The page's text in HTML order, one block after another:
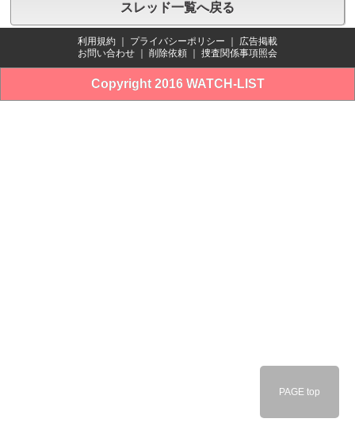
スレッド一覧へ戻る
利用規約 プライバシーポリシー
広告掲載
お問い合わせ
削除依頼 捜査関係事項照会
Copyright 2016 WATCH-LIST
PAGE top